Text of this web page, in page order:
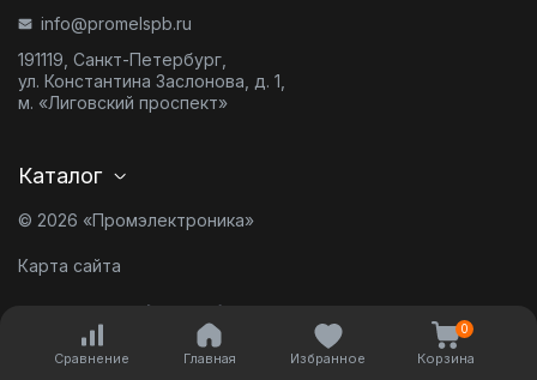
Сравнение Главная Избранное Корзина
0
info@promelspb.ru
191119, Санкт-Петербург,
ул. Константина Заслонова, д. 1,
м. «Лиговский проспект»
Каталог
© 2026 «Промэлектроника»
Карта сайта